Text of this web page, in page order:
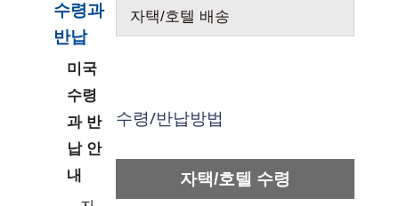
수령과
반납
미국
수령
과 반
납 안
내
자택/호텔 배송
수령/반납방법
자택/호텔 수령